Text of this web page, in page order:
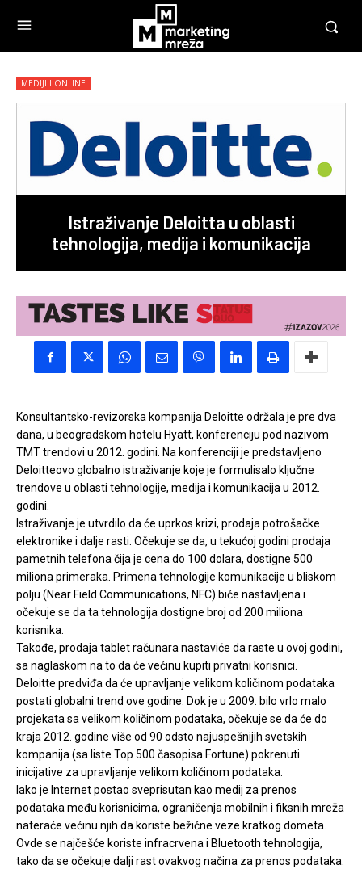
MEDIJI I ONLINE
Istraživanje Deloitta u oblasti
tehnologija, medija i komunikacija
Konsultantsko-revizorska kompanija Deloitte održala je pre dva
dana, u beogradskom hotelu Hyatt, konferenciju pod nazivom
TMT trendovi u 2012. godini. Na konferenciji je predstavljeno
Deloitteovo globalno istraživanje koje je formulisalo ključne
trendove u oblasti tehnologije, medija i komunikacija u 2012.
godini.
Istraživanje je utvrdilo da će uprkos krizi, prodaja potrošačke
elektronike i dalje rasti. Očekuje se da, u tekućoj godini prodaja
pametnih telefona čija je cena do 100 dolara, dostigne 500
miliona primeraka. Primena tehnologije komunikacije u bliskom
polju (Near Field Communications, NFC) biće nastavljena i
očekuje se da ta tehnologija dostigne broj od 200 miliona
korisnika.
Takođe, prodaja tablet računara nastaviće da raste u ovoj godini,
sa naglaskom na to da će većinu kupiti privatni korisnici.
Deloitte predviđa da će upravljanje velikom količinom podataka
postati globalni trend ove godine. Dok je u 2009. bilo vrlo malo
projekata sa velikom količinom podataka, očekuje se da će do
kraja 2012. godine više od 90 odsto najuspešnijih svetskih
kompanija (sa liste Top 500 časopisa Fortune) pokrenuti
inicijative za upravljanje velikom količinom podataka.
Iako je Internet postao sveprisutan kao medij za prenos
podataka među korisnicima, ograničenja mobilnih i fiksnih mreža
nateraće većinu njih da koriste bežične veze kratkog dometa.
Ovde se najčešće koriste infracrvena i Bluetooth tehnologija,
tako da se očekuje dalji rast ovakvog načina za prenos podataka.